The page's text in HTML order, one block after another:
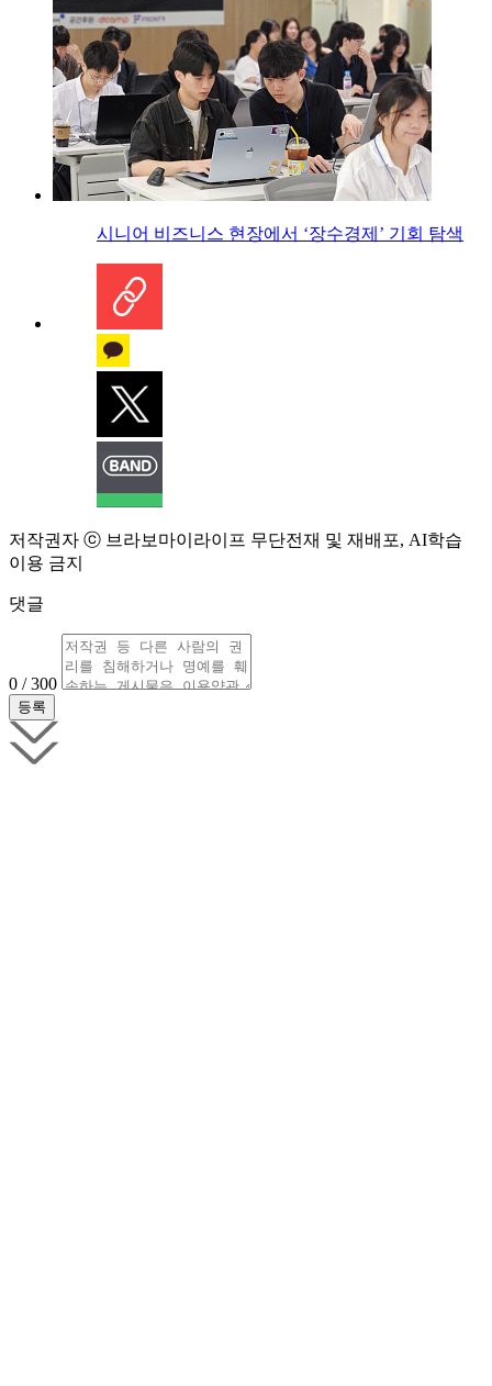
시니어 비즈니스 현장에서 ‘장수경제’ 기회 탐색
저작권자 ⓒ 브라보마이라이프 무단전재 및 재배포, AI학습
이용 금지
댓글
0 / 300